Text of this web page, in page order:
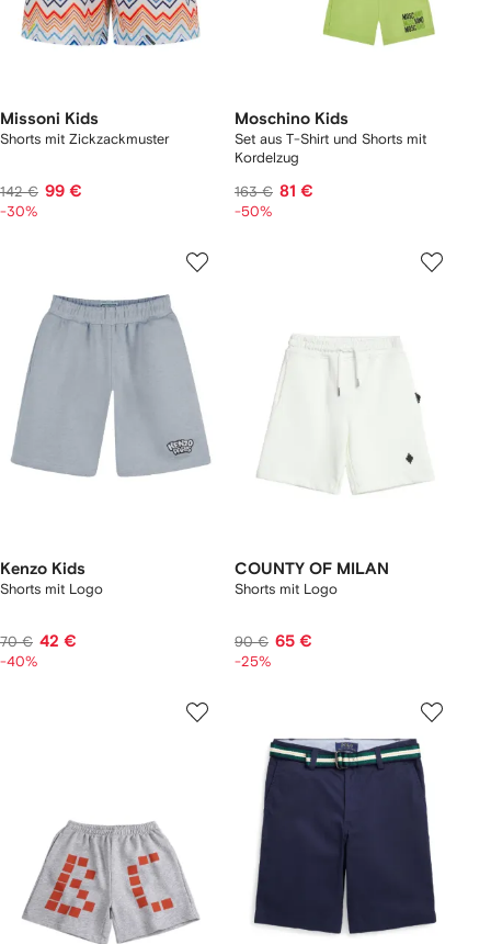
Missoni Kids
Shorts mit Zickzackmuster
142 € 99 €
-30%
Moschino Kids
Set aus T-Shirt und Shorts mit
Kordelzug
163 € 81 €
-50%
Kenzo Kids
Shorts mit Logo
70 € 42 €
-40%
COUNTY OF MILAN
Shorts mit Logo
90 € 65 €
-25%